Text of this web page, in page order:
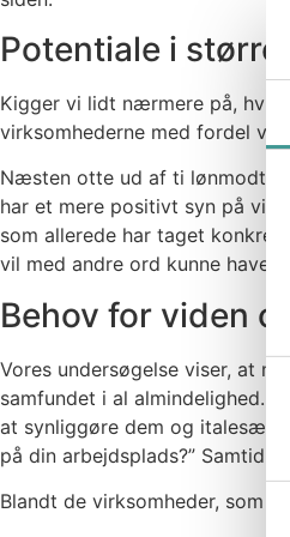
Potentiale i større
Kigger vi lidt nærmere på,
virksomhederne med fordel vil
Næsten otte ud af ti
har et mere positivt syn på
som allerede har taget
vil med andre ord kunne have
Behov for viden
Vores undersøgelse viser, at
samfundet i al almindelighed.
at synliggøre dem og italesætte
på din arbejdsplads?”
Blandt de virksomheder, som